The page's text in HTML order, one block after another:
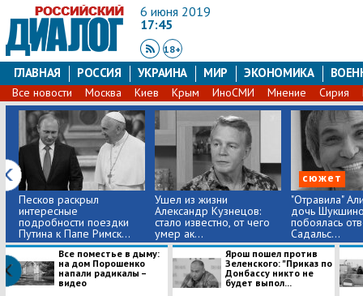
6 июня 2019
17:45
18+
ГЛАВНАЯ РОССИЯ УКРАИНА МИР ЭКОНОМИКА
Все новости Москва Киев Крым ИноСМИ Мнение Сирия
Песков раскрыл
интересные
подробности поездки
Путина к Папе Римск...
Ушел из жизни
Александр Кузнецов:
стало известно, от чего
умер ак...
сюжет
"Отравила"
дочь
побоялась
Садальс...
Все поместье в дыму:
на дом Порошенко
напали радикалы –
видео
Ярош пошел против
Зеленского: "Приказ по
Донбассу никто не
будет выпол...